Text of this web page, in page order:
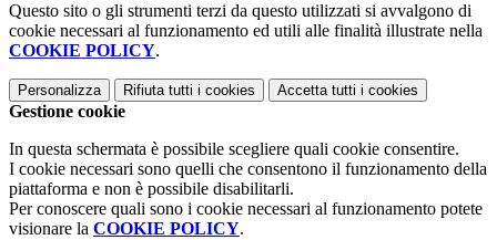
Questo sito o gli strumenti terzi da questo utilizzati si avvalgono di
cookie necessari al funzionamento ed utili alle finalità illustrate nella
COOKIE POLICY.
Personalizza Rifiuta tutti i cookies Accetta tutti i cookies
Gestione cookie
In questa schermata è possibile scegliere quali cookie consentire.
I cookie necessari sono quelli che consentono il funzionamento della
piattaforma e non è possibile disabilitarli.
Per conoscere quali sono i cookie necessari al funzionamento potete
visionare la COOKIE POLICY.